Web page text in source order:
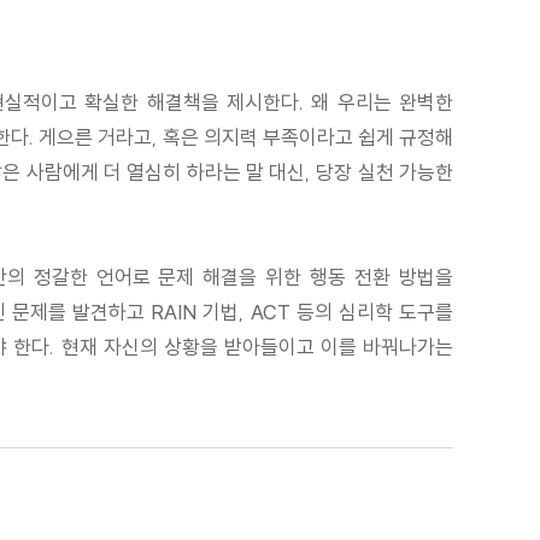
적이고 확실한 해결책을 제시한다. 왜 우리는 완벽한
다. 게으른 거라고, 혹은 의지력 부족이라고 쉽게 규정해
사람에게 더 열심히 하라는 말 대신, 당장 실천 가능한
의 정갈한 언어로 문제 해결을 위한 행동 전환 방법을
문제를 발견하고 RAIN 기법, ACT 등의 심리학 도구를
다. 현재 자신의 상황을 받아들이고 이를 바꿔나가는